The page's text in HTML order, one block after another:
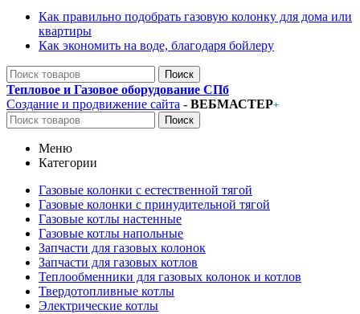
Как правильно подобрать газовую колонку для дома или
квартиры
Как экономить на воде, благодаря бойлеру
Поиск
Тепловое и Газовое оборудование СПб
Создание и продвижение сайта - ВЕБМАСТЕР+
Поиск
Меню
Категории
Газовые колонки с естественной тягой
Газовые колонки с принудительной тягой
Газовые котлы настенные
Газовые котлы напольные
Запчасти для газовых колонок
Запчасти для газовых котлов
Теплообменники для газовых колонок и котлов
Твердотопливные котлы
Электрические котлы